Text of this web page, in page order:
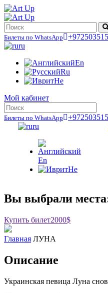
Билеты по WhatsApp
ru
En
Ru
He
Мой кабинет
Билеты по WhatsApp
ru
En
He
Вы выбрали
Купить билет2000$
Главная ЛУНА
Описание
Украинская певица Луна